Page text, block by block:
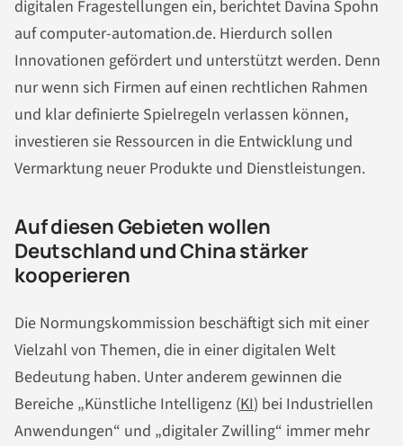
digitalen Fragestellungen ein, berichtet Davina Spohn
auf computer-automation.de. Hierdurch sollen
Innovationen gefördert und unterstützt werden. Denn
nur wenn sich Firmen auf einen rechtlichen Rahmen
und klar definierte Spielregeln verlassen können,
investieren sie Ressourcen in die Entwicklung und
Vermarktung neuer Produkte und Dienstleistungen.
Auf diesen Gebieten wollen
Deutschland und China stärker
kooperieren
Die Normungskommission beschäftigt sich mit einer
Vielzahl von Themen, die in einer digitalen Welt
Bedeutung haben. Unter anderem gewinnen die
Bereiche „Künstliche Intelligenz (KI) bei Industriellen
Anwendungen“ und „digitaler Zwilling“ immer mehr